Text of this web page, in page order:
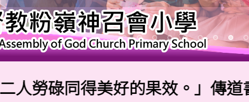
同得美好的果效。」傳道書4:9